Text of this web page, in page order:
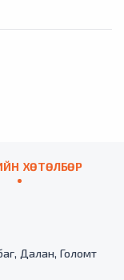
ХӨТӨЛБӨР
Далан, Голомт